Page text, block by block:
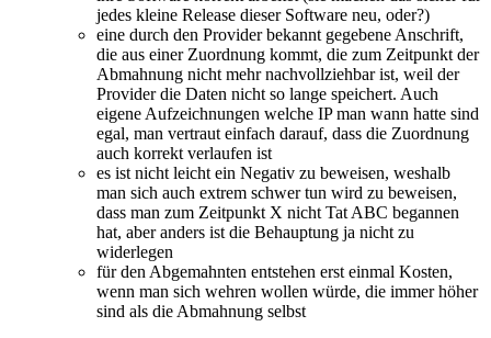
jedes kleine Release dieser Software neu, oder?)
eine durch den Provider bekannt gegebene Anschrift,
die aus einer Zuordnung kommt, die zum Zeitpunkt der
Abmahnung nicht mehr nachvollziehbar ist, weil der
Provider die Daten nicht so lange speichert. Auch
eigene Aufzeichnungen welche IP man wann hatte sind
egal, man vertraut einfach darauf, dass die Zuordnung
auch korrekt verlaufen ist
es ist nicht leicht ein Negativ zu beweisen, weshalb
man sich auch extrem schwer tun wird zu beweisen,
dass man zum Zeitpunkt X nicht Tat ABC begannen
hat, aber anders ist die Behauptung ja nicht zu
widerlegen
für den Abgemahnten entstehen erst einmal Kosten,
wenn man sich wehren wollen würde, die immer höher
sind als die Abmahnung selbst